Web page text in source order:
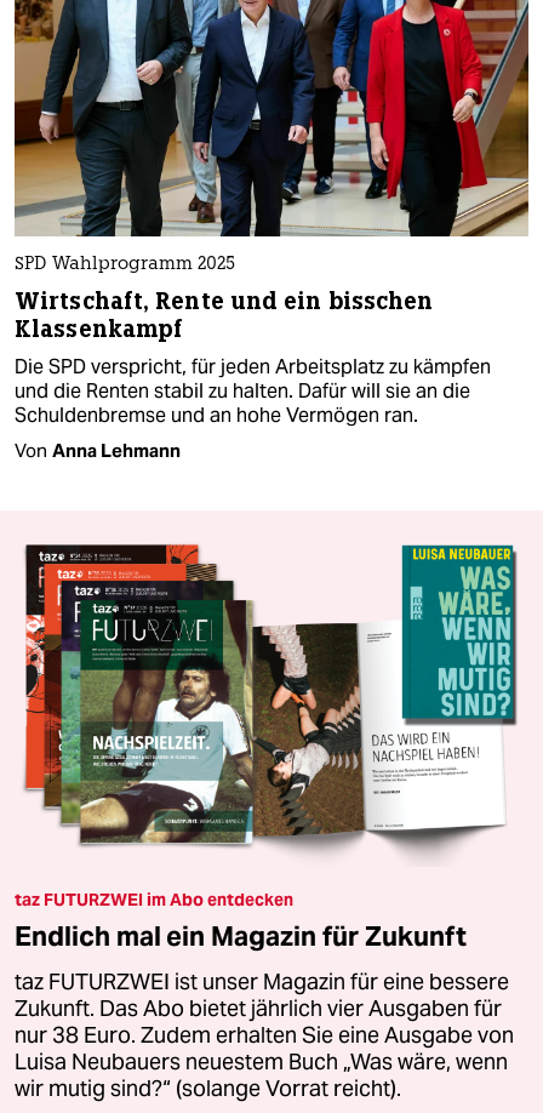
SPD Wahlprogramm 2025
Wirtschaft, Rente und ein bisschen
Klassenkampf
Die SPD verspricht, für jeden Arbeitsplatz zu kämpfen
und die Renten stabil zu halten. Dafür will sie an die
Schuldenbremse und an hohe Vermögen ran.
Von Anna Lehmann
taz FUTURZWEI im Abo entdecken
Endlich mal ein Magazin für Zukunft
taz FUTURZWEI ist unser Magazin für eine bessere
Zukunft. Das Abo bietet jährlich vier Ausgaben für
nur 38 Euro. Zudem erhalten Sie eine Ausgabe von
Luisa Neubauers neuestem Buch „Was wäre, wenn
wir mutig sind?“ (solange Vorrat reicht).